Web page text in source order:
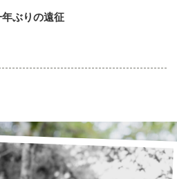
ぶりの遠征